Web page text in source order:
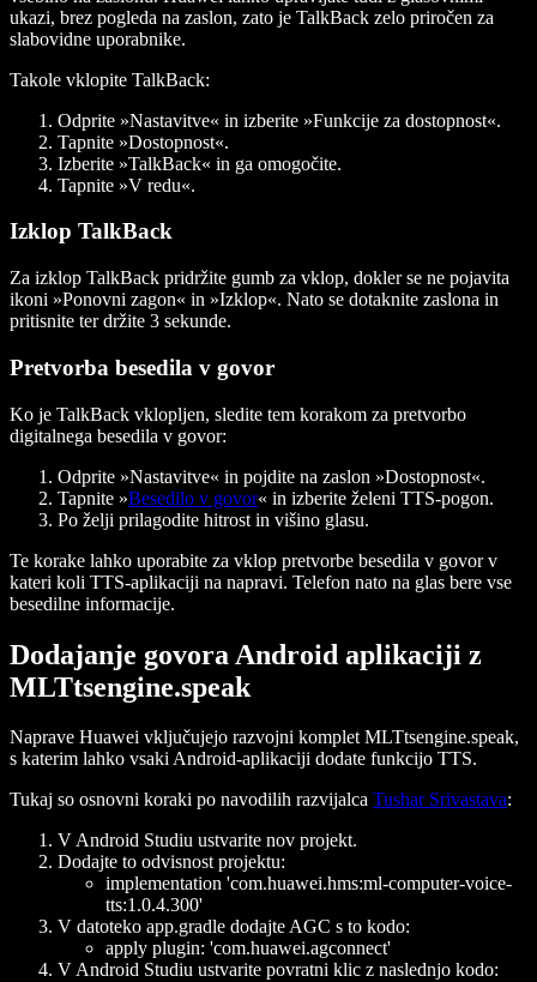
ukazi, brez pogleda na zaslon, zato je TalkBack zelo priročen za
slabovidne uporabnike.
Takole vklopite TalkBack:
Odprite »Nastavitve« in izberite »Funkcije za dostopnost«.
Tapnite »Dostopnost«.
Izberite »TalkBack« in ga omogočite.
Tapnite »V redu«.
Izklop TalkBack
Za izklop TalkBack pridržite gumb za vklop, dokler se ne pojavita
ikoni »Ponovni zagon« in »Izklop«. Nato se dotaknite zaslona in
pritisnite ter držite 3 sekunde.
Pretvorba besedila v govor
Ko je TalkBack vklopljen, sledite tem korakom za pretvorbo
digitalnega besedila v govor:
Odprite »Nastavitve« in pojdite na zaslon »Dostopnost«.
Tapnite »Besedilo v govor« in izberite želeni TTS-pogon.
Po želji prilagodite hitrost in višino glasu.
Te korake lahko uporabite za vklop pretvorbe besedila v govor v
kateri koli TTS-aplikaciji na napravi. Telefon nato na glas bere vse
besedilne informacije.
Dodajanje govora Android aplikaciji z
MLTtsengine.speak
Naprave Huawei vključujejo razvojni komplet MLTtsengine.speak,
s katerim lahko vsaki Android-aplikaciji dodate funkcijo TTS.
Tukaj so osnovni koraki po navodilih razvijalca Tushar Srivastava:
V Android Studiu ustvarite nov projekt.
Dodajte to odvisnost projektu:
implementation 'com.huawei.hms:ml-computer-voice-
tts:1.0.4.300'
V datoteko app.gradle dodajte AGC s to kodo:
apply plugin: 'com.huawei.agconnect'
V Android Studiu ustvarite povratni klic z naslednjo kodo: